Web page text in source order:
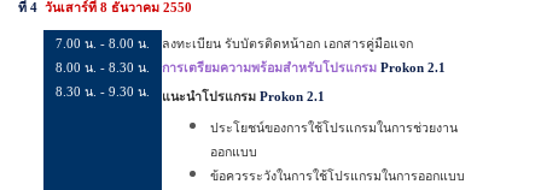
ที่ 4 วันเสาร์ที่ 8 ธันวาคม 2550
7.00 น. - 8.00 น. ลงทะเบียน รับบัตรติดหน้าอก เอกสารคู่มือแจก
8.00 น. - 8.30 น. การเตรียมความพร้อมสำหรับโปรแกรม Prokon 2.1
8.30 น. - 9.30 น. แนะนำโปรแกรม Prokon 2.1
ประโยชน์ของการใช้โปรแกรมในการช่วยงาน
ออกแบบ
ข้อควรระวังในการใช้โปรแกรมในการออกแบบ